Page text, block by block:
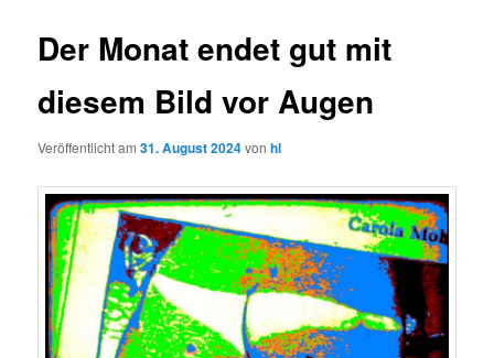
Der Monat endet gut mit
diesem Bild vor Augen
Veröffentlicht am31. August 2024vonhl